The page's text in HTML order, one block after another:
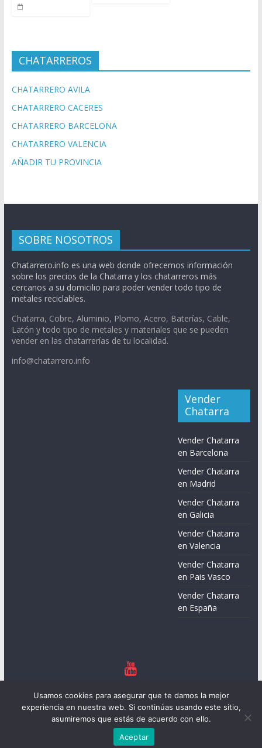
CHATARREROS
CHATARRERO AVILA
CHATARRERO CACERES
CHATARRERO BARCELONA
CHATARRERO VALENCIA
AÑADIR TU PROVINCIA
SOBRE NOSOTROS
Chatarrero.info es una web donde ofrecemos información
sobre los precios de la Chatarra y los chatarreros más
cercanos a su domicilio para poder vender todo tipo de
metales reciclables.
Chatarra, Cobre, Aluminio, Plomo, Acero, Baterías, Cable,
Latón y todo tipo de metales y materiales que se pueden
vender en las chatarrerías de tu localidad.
info@chatarrero.info
Vender
Chatarra
Vender Chatarra
en Barcelona
Vender Chatarra
en Madrid
Vender Chatarra
en Galicia
Vender Chatarra
en Valencia
Vender Chatarra
en Pais Vasco
Vender Chatarra
en España
derechos reservados.
Tema:ColorMagpor ThemeGrill. Funciona conWordPress
Usamos cookies para asegurar que te damos la mejor
experiencia en nuestra web. Si continúas usando este sitio,
asumiremos que estás de acuerdo con ello.
Aceptar